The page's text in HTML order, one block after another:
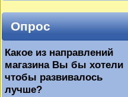
Опрос
Какое из направлений
магазина Вы бы хотели
чтобы развивалось
лучше?